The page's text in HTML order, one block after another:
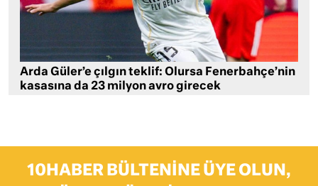
Arda Güler’e çılgın teklif: Olursa Fenerbahçe’nin
kasasına da 23 milyon avro girecek
10HABER BÜLTENINE ÜYE OLUN,